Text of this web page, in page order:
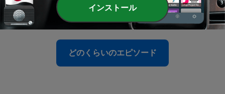
474 - Episode 473 (neck of the woods)
Mon, 6 Jul 2026 16:00:00 +0000
どのくらいのエピソード
インストール